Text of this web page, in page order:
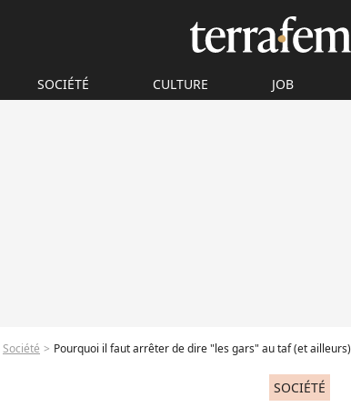
SOCIÉTÉ CULTURE JOB
Société Pourquoi il faut arrêter de dire "les gars" au taf (et ailleurs)
SOCIÉTÉ